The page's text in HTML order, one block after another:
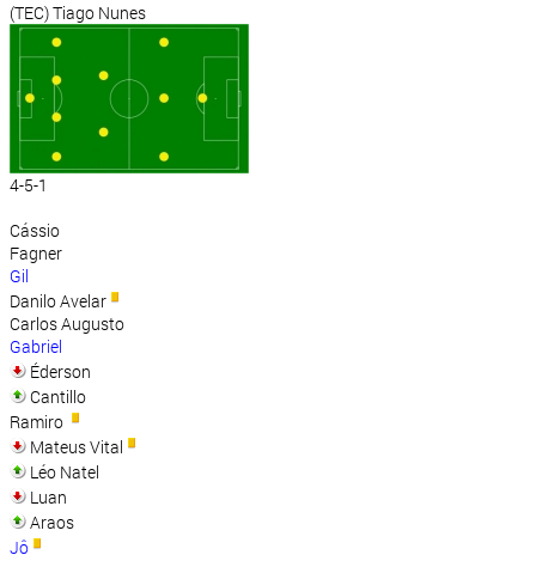
(TEC) Tiago Nunes
4-5-1
Cássio
Fagner
Gil
Danilo Avelar
Carlos Augusto
Gabriel
Éderson
Cantillo
Ramiro
Mateus Vital
Léo Natel
Luan
Araos
Jô